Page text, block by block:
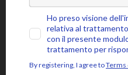
Senza categoria
Video